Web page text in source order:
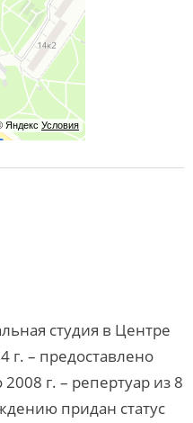
Яндекс Условия
студия в Центре
г. – предоставлено
г. – репертуар из 8
придан статус